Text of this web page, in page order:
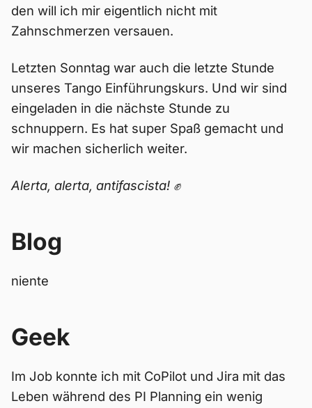
den will ich mir eigentlich nicht mit
Zahnschmerzen versauen.
Letzten Sonntag war auch die letzte Stunde
unseres Tango Einführungskurs. Und wir sind
eingeladen in die nächste Stunde zu
schnuppern. Es hat super Spaß gemacht und
wir machen sicherlich weiter.
Alerta, alerta, antifascista! ✊
Blog
niente
Geek
Im Job konnte ich mit CoPilot und Jira mit das
Leben während des PI Planning ein wenig